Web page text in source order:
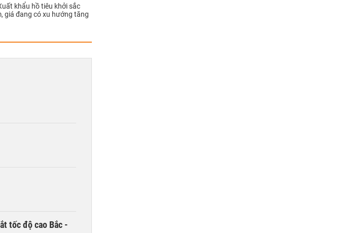
khẩu hồ tiêu khởi sắc
giá đang có xu hướng tăng
tốc độ cao Bắc -